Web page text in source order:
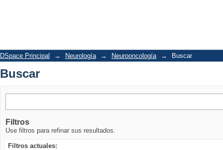
DSpace Principal → Neurología → Neurooncología → Buscar
Buscar
Filtros
Use filtros para refinar sus resultados.
Filtros actuales: